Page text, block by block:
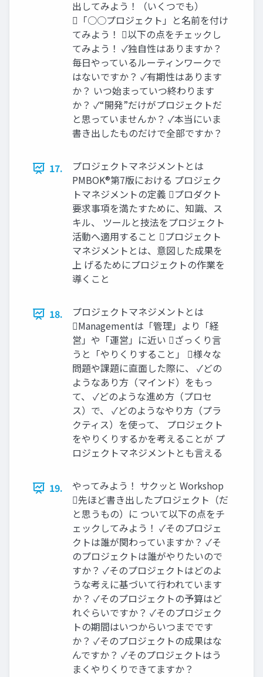
出してみよう！（いくつでも）
「○○プロジェクト」と名前を付け
てみよう！ 以下の点をチェックし
てみよう！ ✓独自性はありますか？
毎日やっているルーティンワークで
はないですか？ ✓有期性はあります
か？ いつ始まっていつ終わります
か？ ✓“開発”だけがプロジェクトだ
と思っていませんか？ ✓本当にいま
書き出したものだけで全部ですか？
17.
プロジェクトマネジメントとは
PMBOK®第7版における プロジェク
トマネジメントの定義 プロダクト
要求事項を満たすために、知識、ス
キル、 ツールと技法をプロジェクト
活動へ適用すること プロジェクト
マネジメントとは、意図した成果を
上 げるためにプロジェクトの作業を
導くこと
18.
プロジェクトマネジメントとは
Managementは「管理」より「経
営」や「運営」に近い ざっくり言
うと「やりくりすること」 様々な
問題や課題に直面した際に、 ✓どの
ようなあり方（マインド）をもっ
て、 ✓どのような進め方（プロセ
ス）で、 ✓どのようなやり方（プラ
クティス）を使って、 プロジェクト
をやりくりするかを考えることが プ
ロジェクトマネジメントとも言える
19.
やってみよう！ サクッと Workshop
先ほど書き出したプロジェクト（だ
と思うもの）に ついて以下の点をチ
ェックしてみよう！ ✓そのプロジェ
クトは誰が関わっていますか？ ✓そ
のプロジェクトは誰がやりたいので
すか？ ✓そのプロジェクトはどのよ
うな考えに基づいて行われています
か？ ✓そのプロジェクトの予算はど
れぐらいですか？ ✓そのプロジェク
トの期間はいつからいつまでです
か？ ✓そのプロジェクトの成果はな
んですか？ ✓そのプロジェクトはう
まくやりくりできてますか？